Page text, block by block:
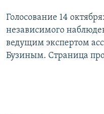
Голосование 14
независимого
ведущим экспертом
Бузиным. Страница